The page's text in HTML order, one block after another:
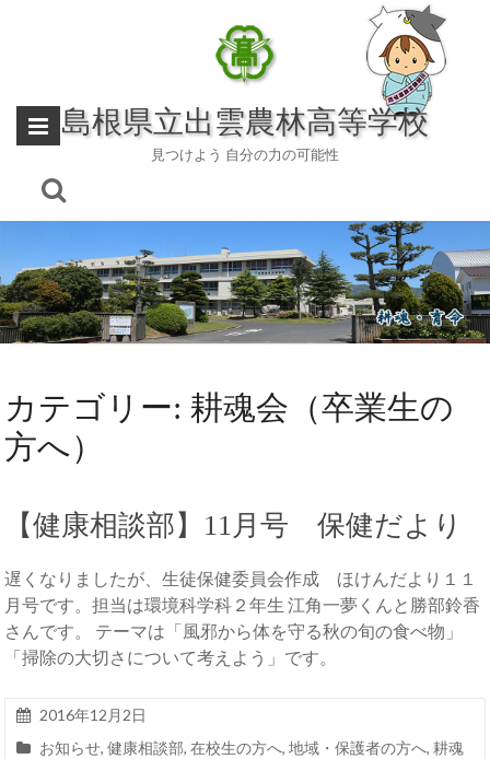
島根県立出雲農林高等学校
見つけよう 自分の力の可能性
カテゴリー:耕魂会（卒業生の
方へ）
【健康相談部】11月号 保健だより
遅くなりましたが、生徒保健委員会作成 ほけんだより１１
月号です。担当は環境科学科２年生 江角一夢くんと勝部鈴香
さんです。 テーマは「風邪から体を守る秋の旬の食べ物」
「掃除の大切さについて考えよう」です。
2016年12月2日
お知らせ,健康相談部,在校生の方へ,地域・保護者の方へ,耕魂